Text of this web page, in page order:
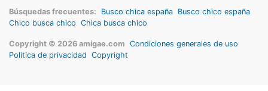
Búsquedas frecuentes: Busco chica españa Busco chico españa
Chico busca chico Chica busca chico
Copyright © 2026 amigae.com Condiciones generales de uso
Política de privacidad Copyright